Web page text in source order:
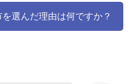
選んだ理由は何ですか？